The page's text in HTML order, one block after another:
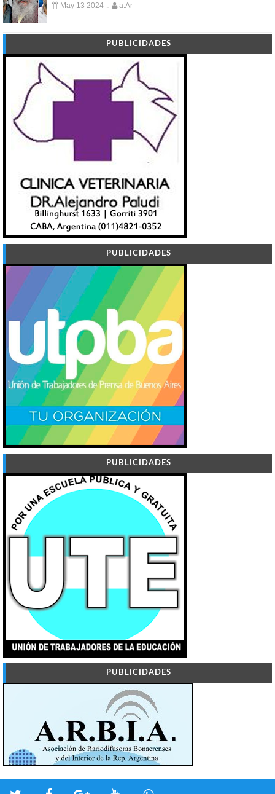
May 13 2024 - a.Ar
PUBLICIDADES
PUBLICIDADES
PUBLICIDADES
PUBLICIDADES